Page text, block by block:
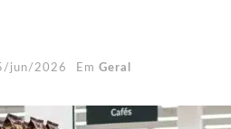
jun/2026 Em Geral